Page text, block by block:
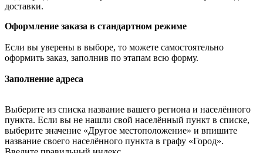
доставки.
Оформление заказа в стандартном режиме
Если вы уверены в выборе, то можете самостоятельно
оформить заказ, заполнив по этапам всю форму.
Заполнение адреса
Выберите из списка название вашего региона и населённого
пункта. Если вы не нашли свой населённый пункт в списке,
выберите значение «Другое местоположение» и впишите
название своего населённого пункта в графу «Город».